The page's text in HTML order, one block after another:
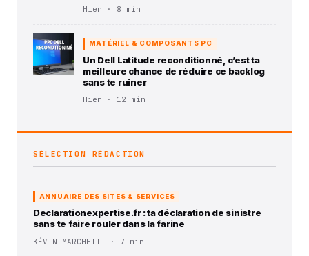
Hier · 8 min
MATÉRIEL & COMPOSANTS PC
Un Dell Latitude reconditionné, c’est ta
meilleure chance de réduire ce backlog
sans te ruiner
Hier · 12 min
SÉLECTION RÉDACTION
ANNUAIRE DES SITES & SERVICES
Declarationexpertise.fr : ta déclaration de sinistre
sans te faire rouler dans la farine
KÉVIN MARCHETTI · 7 min